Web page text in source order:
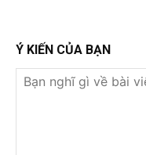
Ý KIẾN CỦA BẠN